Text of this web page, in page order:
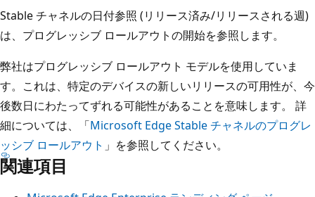
Stable チャネルの日付参照 (リリース済み/リリースされる週)
は、プログレッシブ ロールアウトの開始を参照します。
弊社はプログレッシブ ロールアウト モデルを使用していま
す。これは、特定のデバイスの新しいリリースの可用性が、今
後数日にわたってずれる可能性があることを意味します。 詳
細については、「Microsoft Edge Stable チャネルのプログレ
ッシブ ロールアウト 」を参照してください。
関連項目